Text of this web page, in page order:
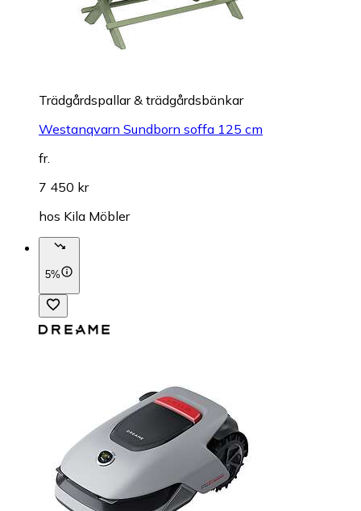
Trädgårdspallar & trädgårdsbänkar
Westanqvarn Sundborn soffa 125 cm
fr.
7 450 kr
hos Kila Möbler
5%